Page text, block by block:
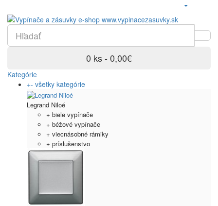
0 ks - 0,00€
Kategórie
+- všetky kategórie
Legrand Niloé
+ biele vypínače
+ béžové vypínače
+ viecnásobné rámiky
+ príslušenstvo